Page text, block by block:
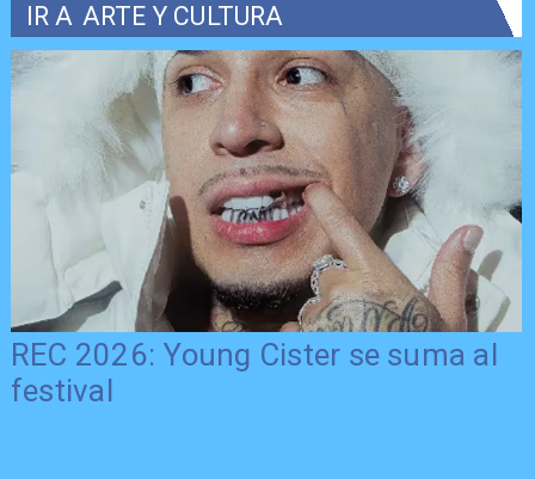
IR A ARTE Y CULTURA
REC 2026: Young Cister se suma al
festival